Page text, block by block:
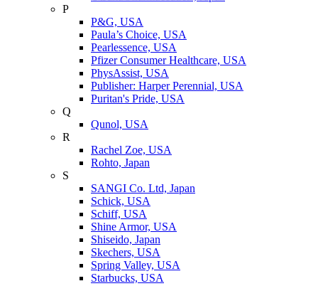
P
P&G, USA
Paula’s Choice, USA
Pearlessence, USA
Pfizer Consumer Healthcare, USA
PhysAssist, USA
Publisher: Harper Perennial, USA
Puritan's Pride, USA
Q
Qunol, USA
R
Rachel Zoe, USA
Rohto, Japan
S
SANGI Co. Ltd, Japan
Schick, USA
Schiff, USA
Shine Armor, USA
Shiseido, Japan
Skechers, USA
Spring Valley, USA
Starbucks, USA